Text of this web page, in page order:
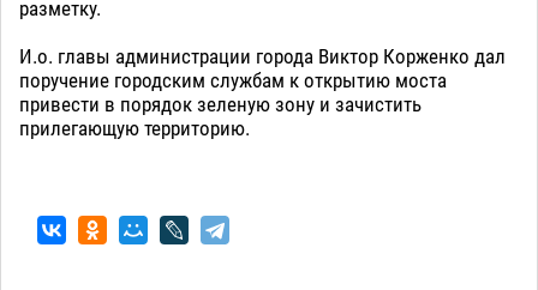
разметку.
И.о. главы администрации города Виктор Корженко дал
поручение городским службам к открытию моста
привести в порядок зеленую зону и зачистить
прилегающую территорию.